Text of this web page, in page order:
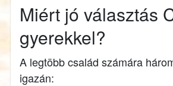
Miért jó választás
gyerekkel?
A legtöbb család számára
igazán: